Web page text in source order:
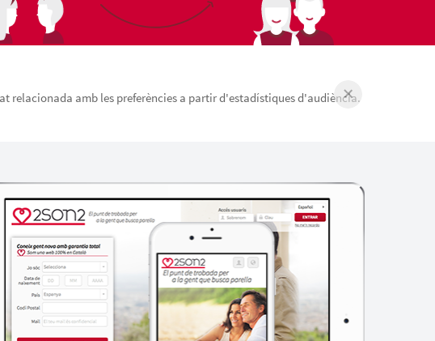
relacionada amb les preferències a partir d'estadístiques d'audiència.